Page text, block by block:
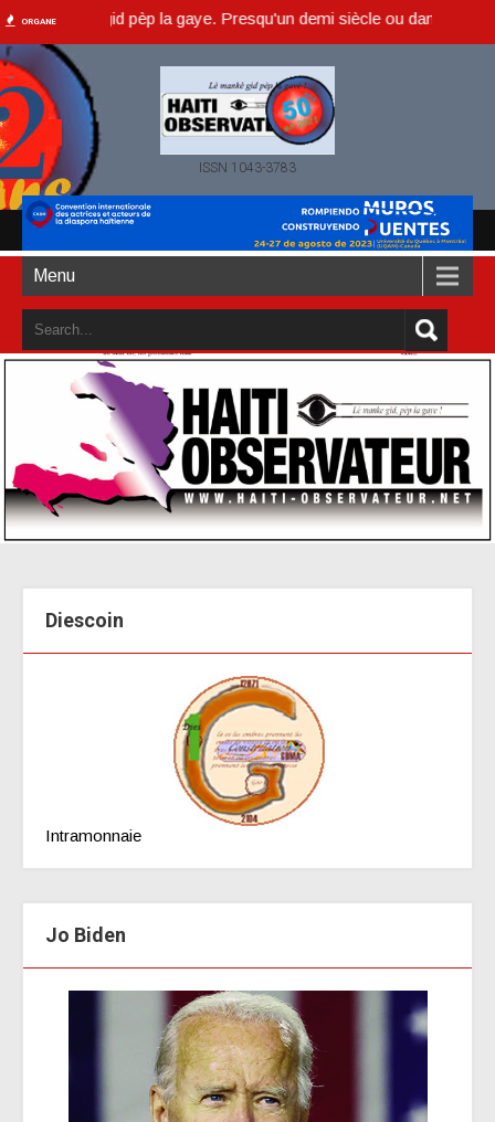
ORGANEgid pèp la gaye. Presqu'un demi siècle ou dans un an
ISSN 1043-3783
Menu
Diescoin
Intramonnaie
Jo Biden